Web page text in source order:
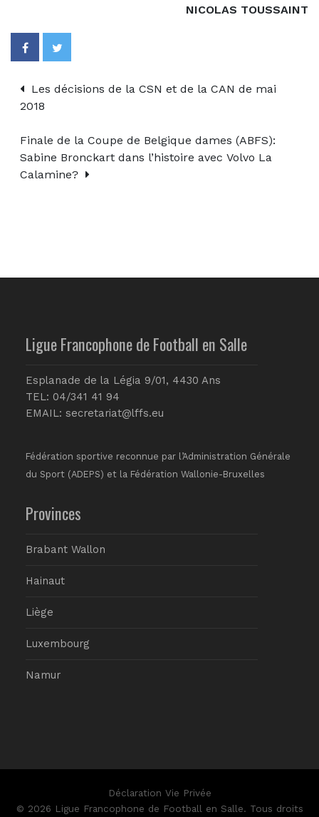
NICOLAS TOUSSAINT
Les décisions de la CSN et de la CAN de mai
2018
Finale de la Coupe de Belgique dames (ABFS):
Sabine Bronckart dans l’histoire avec Volvo La
Calamine?
Ligue Francophone de Football en Salle
Esplanade de la Légia 9/01, 4430 Ans
TEL: 04/341 41 94
EMAIL: secretariat@lffs.eu
Fédération sportive reconnue par l’Administration Générale
du Sport (ADEPS) et la Fédération Wallonie-Bruxelles
Provinces
Brabant Wallon
Hainaut
Liège
Luxembourg
Namur
Déclaration Vie Privée
© 2026 Ligue Francophone de Football en Salle. Tous droits